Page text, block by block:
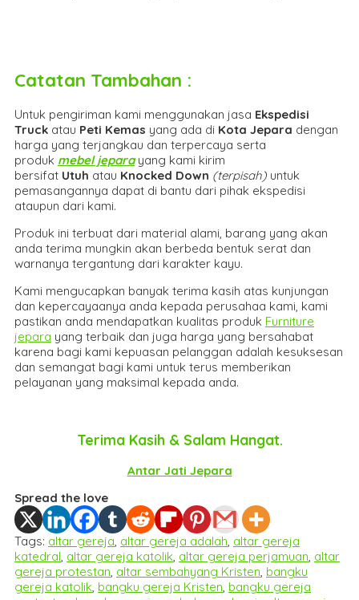
Catatan Tambahan :
Untuk pengiriman kami menggunakan jasa Ekspedisi
Truck atau Peti Kemas yang ada di Kota Jepara dengan
harga yang terjangkau dan terpercaya serta
produk mebel jeparayang kami kirim
bersifat Utuh atau Knocked Down (terpisah) untuk
pemasangannya dapat di bantu dari pihak ekspedisi
ataupun dari kami.
Produk ini terbuat dari material alami, barang yang akan
anda terima mungkin akan berbeda bentuk serat dan
warnanya tergantung dari karakter kayu.
Kami mengucapkan banyak terima kasih atas kunjungan
dan kepercayaanya anda kepada perusahaa kami, kami
pastikan anda mendapatkan kualitas produk Furniture
jepara yang terbaik dan juga harga yang bersahabat
karena bagi kami kepuasan pelanggan adalah kesuksesan
dan semangat bagi kami untuk terus memberikan
pelayanan yang maksimal kepada anda.
Terima Kasih & Salam Hangat.
Antar Jati Jepara
Spread the love
Tags: altar gereja, altar gereja adalah, altar gereja
katedral, altar gereja katolik, altar gereja perjamuan, altar
gereja protestan, altar sembahyang Kristen, bangku
gereja katolik, bangku gereja Kristen, bangku gereja